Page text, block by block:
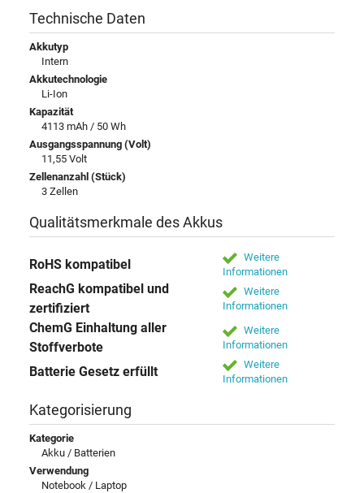
Technische Daten
Akkutyp
Intern
Akkutechnologie
Li-Ion
Kapazität
4113 mAh / 50 Wh
Ausgangsspannung (Volt)
11,55 Volt
Zellenanzahl (Stück)
3 Zellen
Qualitätsmerkmale des Akkus
RoHS kompatibel
Weitere
Informationen
ReachG kompatibel und
zertifiziert
Weitere
Informationen
ChemG Einhaltung aller
Stoffverbote
Weitere
Informationen
Batterie Gesetz erfüllt
Weitere
Informationen
Kategorisierung
Kategorie
Akku / Batterien
Verwendung
Notebook / Laptop